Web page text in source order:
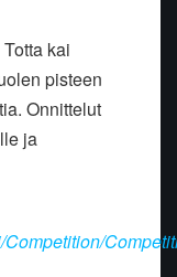
kai
pisteen
Onnittelut
ja